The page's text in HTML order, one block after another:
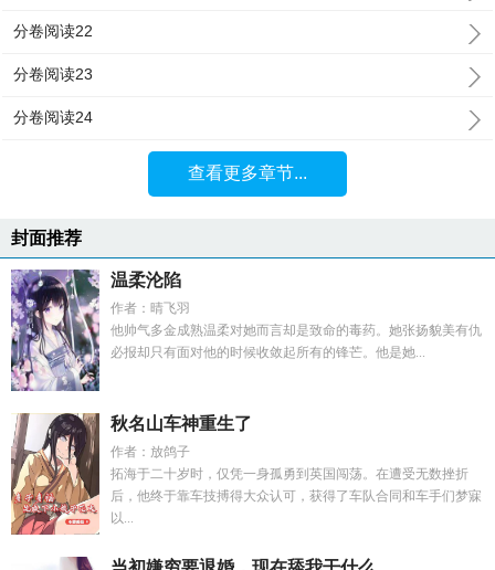
分卷阅读22
分卷阅读23
分卷阅读24
查看更多章节...
封面推荐
温柔沦陷
作者：晴飞羽
他帅气多金成熟温柔对她而言却是致命的毒药。她张扬貌美有仇
必报却只有面对他的时候收敛起所有的锋芒。他是她...
秋名山车神重生了
作者：放鸽子
拓海于二十岁时，仅凭一身孤勇到英国闯荡。在遭受无数挫折
后，他终于靠车技搏得大众认可，获得了车队合同和车手们梦寐
以...